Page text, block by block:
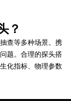
？
查等多种场景。携
题。合理的探头搭
化指标、物理参数